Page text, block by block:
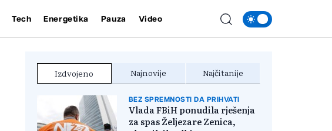
Tech Energetika Pauza Video
Izdvojeno Najnovije Najčitanije
BEZ SPREMNOSTI DA PRIHVATI
Vlada FBiH ponudila rješenja
za spas Željezare Zenica,